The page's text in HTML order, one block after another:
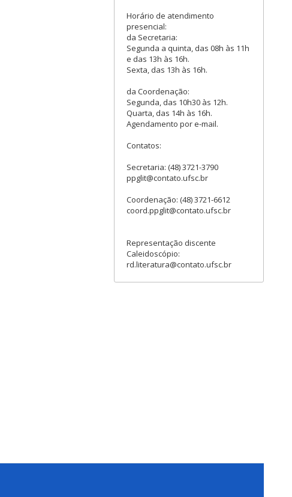
Horário de atendimento
presencial:
da Secretaria:
Segunda a quinta, das 08h às 11h
e das 13h às 16h.
Sexta, das 13h às 16h.
da Coordenação:
Segunda, das 10h30 às 12h.
Quarta, das 14h às 16h.
Agendamento por e-mail.
Contatos:
Secretaria: (48) 3721-3790
ppglit@contato.ufsc.br
Coordenação: (48) 3721-6612
coord.ppglit@contato.ufsc.br
Representação discente
Caleidoscópio:
rd.literatura@contato.ufsc.br